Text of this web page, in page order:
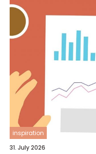
inspiration
31. July 2026